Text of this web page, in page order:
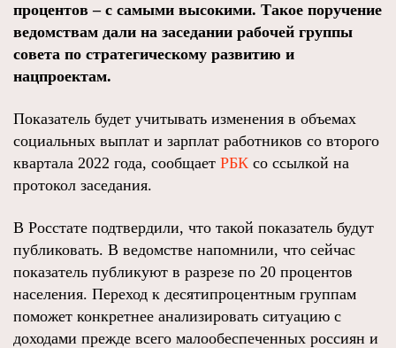
процентов – с самыми высокими. Такое поручение
ведомствам дали на заседании рабочей группы
совета по стратегическому развитию и
нацпроектам.
Показатель будет учитывать изменения в объемах
социальных выплат и зарплат работников со второго
квартала 2022 года, сообщает РБК со ссылкой на
протокол заседания.
В Росстате подтвердили, что такой показатель будут
публиковать. В ведомстве напомнили, что сейчас
показатель публикуют в разрезе по 20 процентов
населения. Переход к десятипроцентным группам
поможет конкретнее анализировать ситуацию с
доходами прежде всего малообеспеченных россиян и